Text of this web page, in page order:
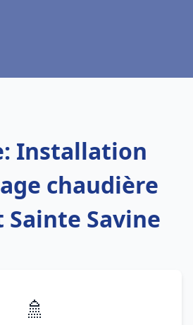
Installation
chaudière
Sainte Savine
🚿